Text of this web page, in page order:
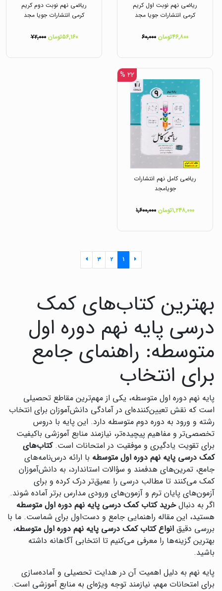
ریاضی نهم نوبت اول کریم
کرمی انتشارات جویا مجد
۴۶,۸۰۰تومان ۶۰,۰۰۰
ریاضی نهم نوبت دوم کریم
کرمی انتشارات جویا مجد
۵۶,۱۶۰تومان ۷۲,۰۰۰
۲۲ %
ریاضی کامل نهم انتشارات
جویامجد
۱,۲۴۸,۰۰۰تومان ۱,۶۰۰,۰۰۰
۱ ۲ ۳
بهترین کتاب‌های کمک
درسی پایه نهم دوره اول
متوسطه: راهنمای جامع
برای انتخاب
پایه نهم دوره اول متوسطه، یکی از مهم‌ترین مقاطع تحصیلی
است که نقش تعیین‌کننده‌ای در آمادگی دانش‌آموزان برای انتخاب
رشته و ورود به دوره دوم متوسطه دارد. این پایه با دروس
تخصصی‌تر و مفاهیم پیچیده‌تر، نیازمند منابع آموزشی باکیفیت
برای تقویت یادگیری و موفقیت در امتحانات است.کتاب‌های
کمک درسی پایه نهم دوره اول متوسطه با ارائه درس‌نامه‌های
جامع، تمرین‌های هدفمند و سؤالات استاندارد، به دانش‌آموزان
کمک می‌کنند تا مطالب درسی را عمیق‌تر درک کرده و برای
آزمون‌های پایان ترم و آزمون‌های ورودی مدارس برتر آماده شوند.
اگر به دنبالخرید کتاب کمک درسی پایه نهم دوره اول متوسطه
هستید، این مقاله راهنمایی جامع و دست‌اول برای شماست. ما با
بررسی دقیق انواع کتاب کمک درسی پایه نهم دوره اول متوسطه،
بهترین گزینه‌ها را معرفی می‌کنیم تا انتخابی آگاهانه داشته
باشید.
پایه نهم به دلیل اهمیت آن در هدایت تحصیلی و آماده‌سازی
برای امتحانات مهم، نیازمند توجه ویژه‌ای به منابع آموزشی است.